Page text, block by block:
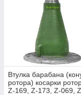
Втулка барабана
ротора) косарки
Z-169, Z-173, Z-069,